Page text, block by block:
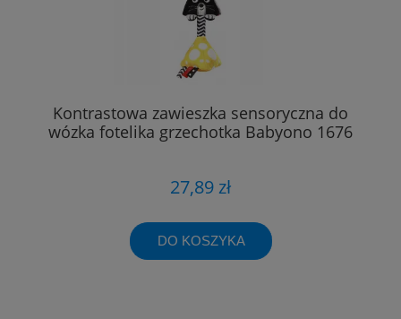
Kontrastowa zawieszka sensoryczna do
wózka fotelika grzechotka Babyono 1676
27,89 zł
DO KOSZYKA